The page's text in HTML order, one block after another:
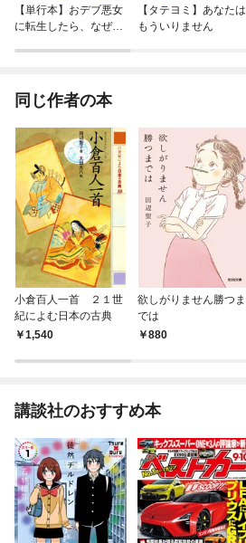
【単行本】おデブ悪女
に転生したら、なぜか
【タテヨミ】あなたは
もういりません
同じ作者の本
小倉百人一首 ２１世
紀によむ日本の古典
1,540
欲しがりません勝つま
では
880
講談社のおすすめ本